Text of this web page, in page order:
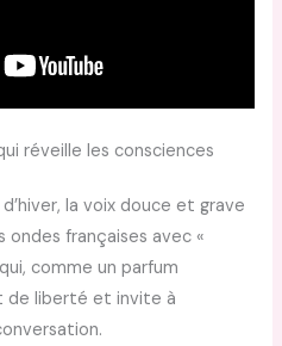
réveille les consciences
la voix douce et grave
ondes françaises avec «
comme un parfum
de liberté et invite à